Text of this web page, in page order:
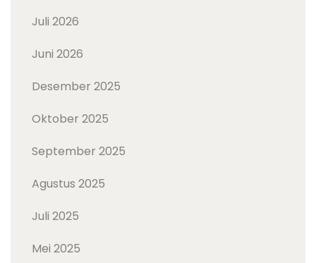
Juli 2026
Juni 2026
Desember 2025
Oktober 2025
September 2025
Agustus 2025
Juli 2025
Mei 2025